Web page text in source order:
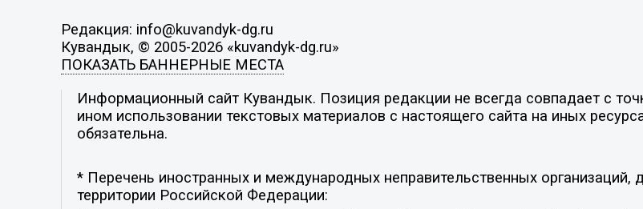
Редакция: info@kuvandyk-dg.ru
Кувандык, © 2005-2026 «kuvandyk-dg.ru»
ПОКАЗАТЬ БАННЕРНЫЕ МЕСТА
Информационный сайт Кувандык. Позиция редакции не всегда совпадает с
ином использовании текстовых материалов с настоящего сайта на иных
обязательна.
* Перечень иностранных и международных неправительственных организаций,
территории Российской Федерации: